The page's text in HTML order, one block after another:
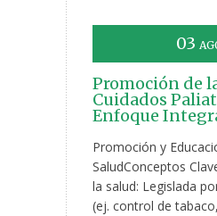
03
Promoción de
Cuidados
Enfoque
Promoción y
SaludConceptos
la salud: Legislada
(ej. control de